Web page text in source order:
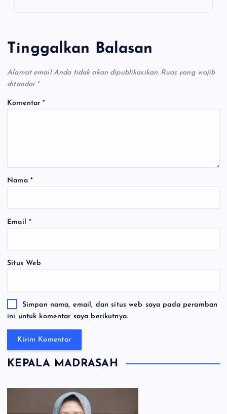
Tinggalkan Balasan
Alamat email Anda tidak akan dipublikasikan. Ruas yang wajib
ditandai *
Komentar*
Nama *
Email *
Situs Web
Simpan nama, email, dan situs web saya pada peramban
ini untuk komentar saya berikutnya.
KEPALA MADRASAH